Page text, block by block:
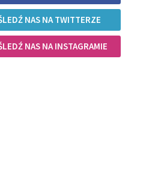
NAS NA TWITTERZE
NAS NA INSTAGRAMIE